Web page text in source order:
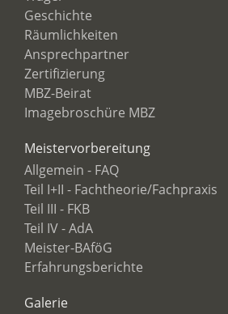
Geschichte
Räumlichkeiten
Ansprechpartner
Zertifizierung
MBZ-Beirat
Imagebroschüre MBZ
Meistervorbereitung
Allgemein - FAQ
Teil I+II - Fachtheorie/Fachpraxis
Teil III - FKB
Teil IV - AdA
Meister-BAföG
Erfahrungsberichte
Galerie